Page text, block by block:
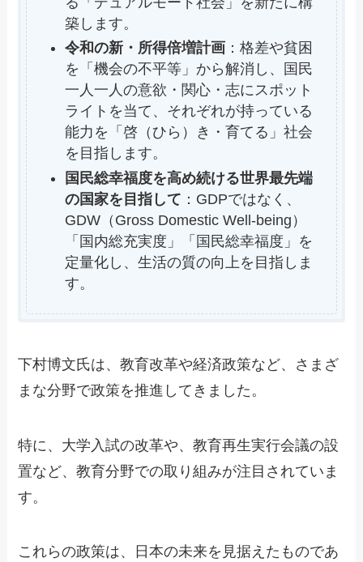
築します。
令和の新・所得倍増計画 ：格差や貧困
を「機会の不平等」から解消し、国民
一人一人の意欲・関心・志にスポット
ライトを当て、それぞれが持っている
能力を「啓（ひら）き・育てる」社会
を目指します。
国民総幸福度を高め続ける世界最先端
の国家を目指して ：GDPではなく、
GDW（Gross Domestic Well-being）
「国内総充実度」「国民総幸福度」を
定量化し、生活の質の向上を目指しま
す。
下村博文氏は、教育改革や経済政策など、さまざ
まな分野で政策を推進してきました。
特に、大学入試の改革や、教育再生実行会議の設
置など、教育分野での取り組みが注目されていま
す。
これらの政策は、日本の未来を見据えたものであ